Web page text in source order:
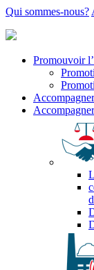
Qui sommes-nous?
Promouvoir